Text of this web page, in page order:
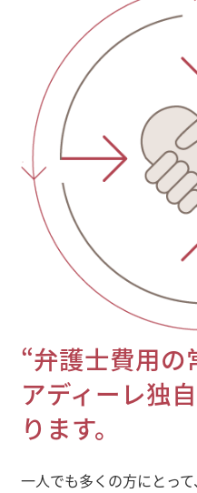
“弁護士費用の
アディーレ独
ります。
一人でも多くの方にとっ